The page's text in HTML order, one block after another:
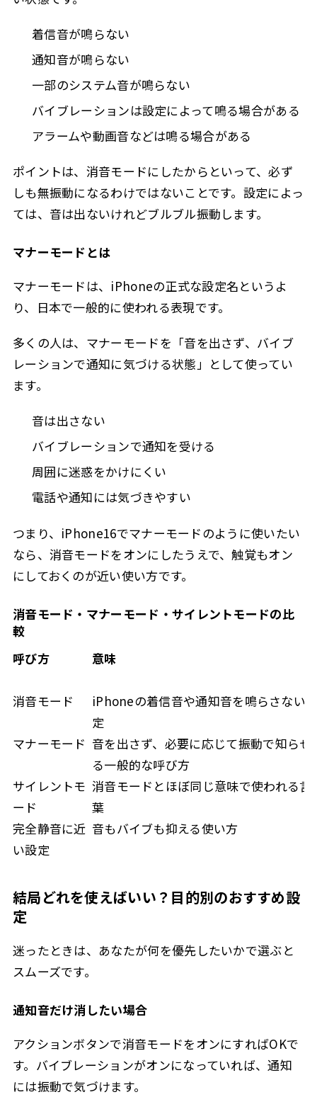
着信音が鳴らない
通知音が鳴らない
一部のシステム音が鳴らない
バイブレーションは設定によって鳴る場合がある
アラームや動画音などは鳴る場合がある
ポイントは、消音モードにしたからといって、必ず
しも無振動になるわけではないことです。設定によっ
ては、音は出ないけれどブルブル振動します。
マナーモードとは
マナーモードは、iPhoneの正式な設定名というよ
り、日本で一般的に使われる表現です。
多くの人は、マナーモードを「音を出さず、バイブ
レーションで通知に気づける状態」として使ってい
ます。
音は出さない
バイブレーションで通知を受ける
周囲に迷惑をかけにくい
電話や通知には気づきやすい
つまり、iPhone16でマナーモードのように使いたい
なら、消音モードをオンにしたうえで、触覚もオン
にしておくのが近い使い方です。
消音モード・マナーモード・サイレントモードの比
較
呼び方
意味
消音モード
iPhoneの着信音や通知音を鳴らさない
定
マナーモード 音を出さず、必要に応じて振動で知らせ
る一般的な呼び方
サイレントモ
ード
消音モードとほぼ同じ意味で使われる言
葉
完全静音に近
い設定
音もバイブも抑える使い方
結局どれを使えばいい？目的別のおすすめ設
定
迷ったときは、あなたが何を優先したいかで選ぶと
スムーズです。
通知音だけ消したい場合
アクションボタンで消音モードをオンにすればOKで
す。バイブレーションがオンになっていれば、通知
には振動で気づけます。